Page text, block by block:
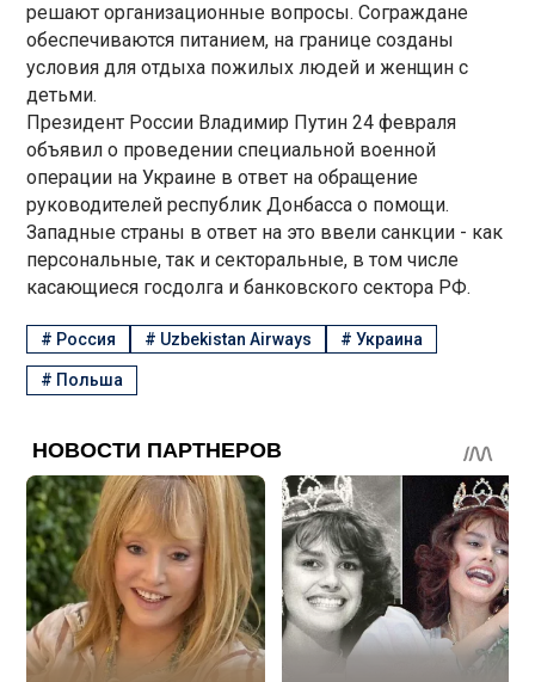
решают организационные вопросы. Сограждане
обеспечиваются питанием, на границе созданы
условия для отдыха пожилых людей и женщин с
детьми.
Президент России Владимир Путин 24 февраля
объявил о проведении специальной военной
операции на Украине в ответ на обращение
руководителей республик Донбасса о помощи.
Западные страны в ответ на это ввели санкции - как
персональные, так и секторальные, в том числе
касающиеся госдолга и банковского сектора РФ.
# Россия # Uzbekistan Airways # Украина
# Польша